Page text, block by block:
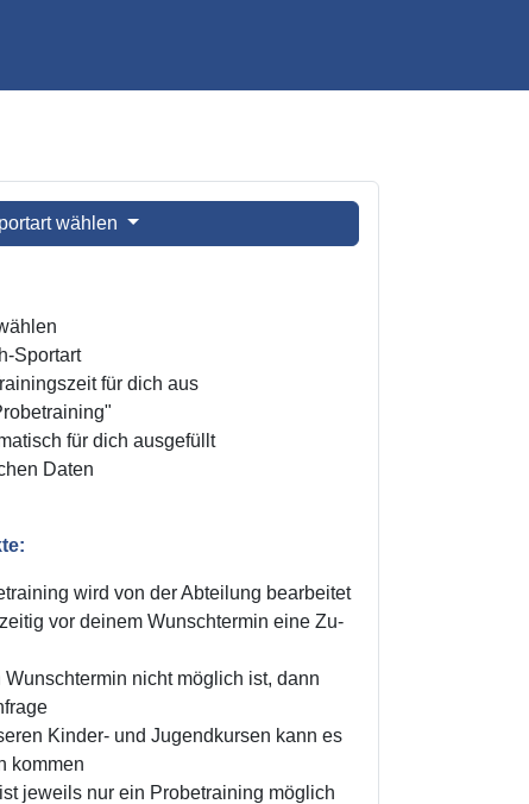
wählen
Sportart
für dich aus
für dich ausgefüllt
Daten
wird von der Abteilung bearbeitet
vor deinem Wunschtermin eine Zu-
nicht möglich ist, dann
Kinder- und Jugendkursen kann es
kommen
jeweils nur ein Probetraining möglich